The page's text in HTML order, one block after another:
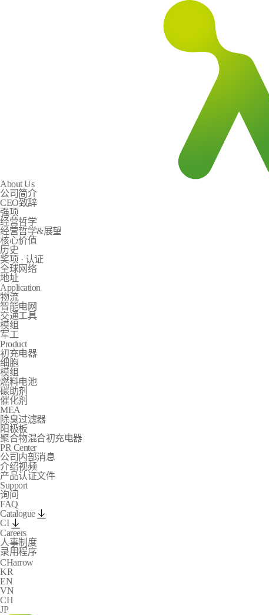
About Us
公司简介
CEO致辞
强项
经营哲学
经营哲学&展望
核心价值
历史
奖项 · 认证
全球网络
地址
Application
物流
智能电网
交通工具
模组
军工
Product
初充电器
细胞
模组
燃料电池
碳助剂
催化剂
MEA
除臭过滤器
阳极板
聚合物混合初充电器
PR Center
公司内部消息
介绍视频
产品认证文件
Support
询问
FAQ
Catalogue
CI
Careers
人事制度
录用程序
CHarrow
KR
EN
VN
CH
JP